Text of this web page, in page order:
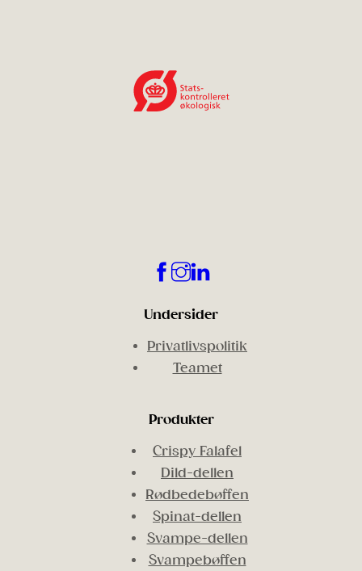
Undersider
Privatlivspolitik
Teamet
Produkter
Crispy Falafel
Dild-dellen
Rødbedebøffen
Spinat-dellen
Svampe-dellen
Svampebøffen